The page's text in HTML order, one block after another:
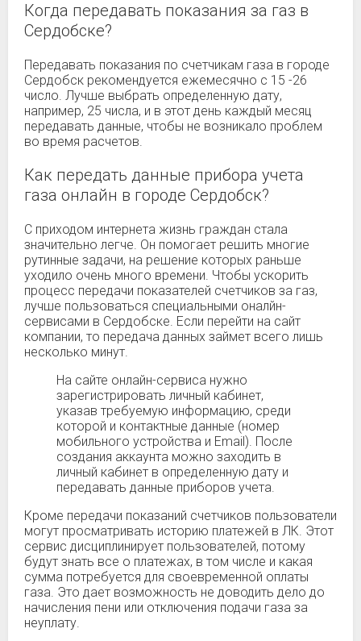
Когда передавать показания за газ в
Сердобске?
Передавать показания по счетчикам газа в городе
Сердобск рекомендуется ежемесячно с 15 -26
число. Лучше выбрать определенную дату,
например, 25 числа, и в этот день каждый месяц
передавать данные, чтобы не возникало проблем
во время расчетов.
Как передать данные прибора учета
газа онлайн в городе Сердобск?
С приходом интернета жизнь граждан стала
значительно легче. Он помогает решить многие
рутинные задачи, на решение которых раньше
уходило очень много времени. Чтобы ускорить
процесс передачи показателей счетчиков за газ,
лучше пользоваться специальными оналйн-
сервисами в Сердобске. Если перейти на сайт
компании, то передача данных займет всего лишь
несколько минут.
На сайте онлайн-сервиса нужно
зарегистрировать личный кабинет,
указав требуемую информацию, среди
которой и контактные данные (номер
мобильного устройства и Email). После
создания аккаунта можно заходить в
личный кабинет в определенную дату и
передавать данные приборов учета.
Кроме передачи показаний счетчиков пользователи
могут просматривать историю платежей в ЛК. Этот
сервис дисциплинирует пользователей, потому
будут знать все о платежах, в том числе и какая
сумма потребуется для своевременной оплаты
газа. Это дает возможность не доводить дело до
начисления пени или отключения подачи газа за
неуплату.